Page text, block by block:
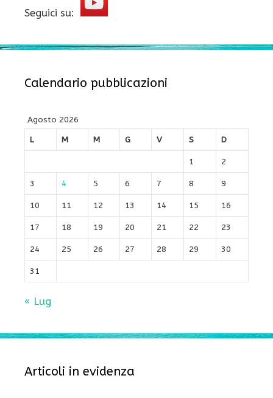
Seguici su:
Calendario pubblicazioni
Agosto 2026
L
M M G V S D
1 2
3 4 5 6 7 8 9
10 11 12 13 14 15 16
17 18 19 20 21 22 23
24 25 26 27 28 29 30
31
« Lug
Articoli in evidenza